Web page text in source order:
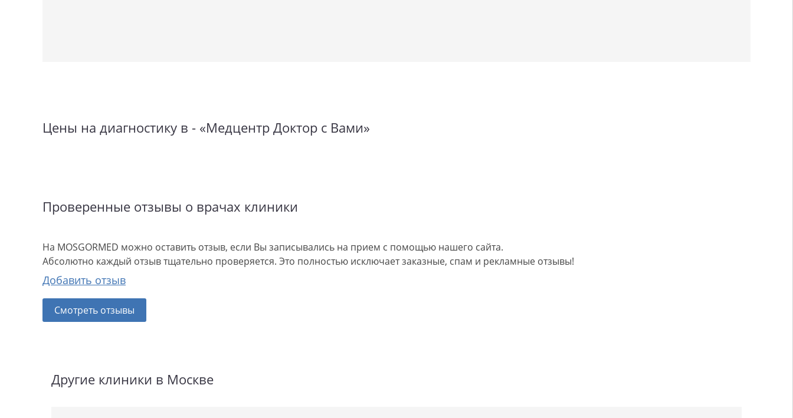
Цены на диагностику в - «Медцентр Доктор с Вами»
Проверенные отзывы о врачах клиники
На MOSGORMED можно оставить отзыв, если Вы записывались на прием с помощью нашего сайта.
Абсолютно каждый отзыв тщательно проверяется. Это полностью исключает заказные, спам и рекламные отзывы!
Добавить отзыв
Смотреть отзывы
Другие клиники в Москве